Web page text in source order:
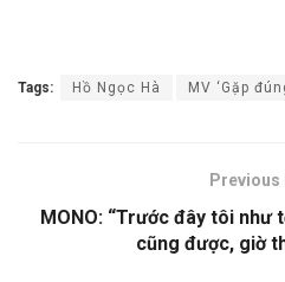
Tags: Hồ Ngọc Hà MV ‘Gặp
Previous
MONO: “Trước đây tôi như
cũng được, giờ